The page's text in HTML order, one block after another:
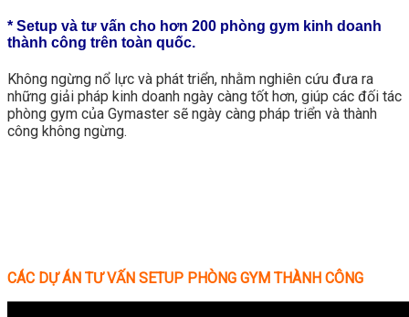
* Setup và tư vấn cho hơn 200 phòng gym kinh doanh
thành công trên toàn quốc.
Không ngừng nổ lực và phát triển, nhằm nghiên cứu đưa ra
những giải pháp kinh doanh ngày càng tốt hơn, giúp các đối tác
phòng gym của Gymaster sẽ ngày càng pháp triển và thành
công không ngừng.
CÁC DỰ ÁN TƯ VẤN SETUP PHÒNG GYM THÀNH CÔNG